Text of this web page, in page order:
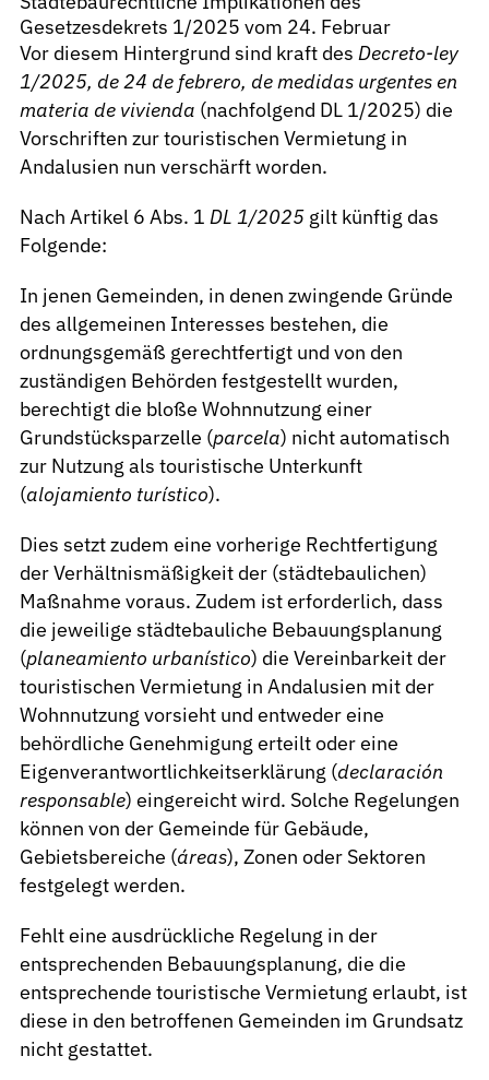
Gesetzesdekrets 1/2025 vom 24. Februar
Vor diesem Hintergrund sind kraft des Decreto-ley
1/2025, de 24 de febrero, de medidas urgentes en
materia de vivienda (nachfolgend DL 1/2025) die
Vorschriften zur touristischen Vermietung in
Andalusien nun verschärft worden.
Nach Artikel 6 Abs. 1 DL 1/2025gilt künftig das
Folgende:
In jenen Gemeinden, in denen zwingende Gründe
des allgemeinen Interesses bestehen, die
ordnungsgemäß gerechtfertigt und von den
zuständigen Behörden festgestellt wurden,
berechtigt die bloße Wohnnutzung einer
Grundstücksparzelle (parcela) nicht automatisch
zur Nutzung als touristische Unterkunft
(alojamiento turístico).
Dies setzt zudem eine vorherige Rechtfertigung
der Verhältnismäßigkeit der (städtebaulichen)
Maßnahme voraus. Zudem ist erforderlich, dass
die jeweilige städtebauliche Bebauungsplanung
(planeamiento urbanístico) die Vereinbarkeit der
touristischen Vermietung in Andalusien mit der
Wohnnutzung vorsieht und entweder eine
behördliche Genehmigung erteilt oder eine
Eigenverantwortlichkeitserklärung (declaración
responsable) eingereicht wird. Solche Regelungen
können von der Gemeinde für Gebäude,
Gebietsbereiche (áreas), Zonen oder Sektoren
festgelegt werden.
Fehlt eine ausdrückliche Regelung in der
entsprechenden Bebauungsplanung, die die
entsprechende touristische Vermietung erlaubt, ist
diese in den betroffenen Gemeinden im Grundsatz
nicht gestattet.